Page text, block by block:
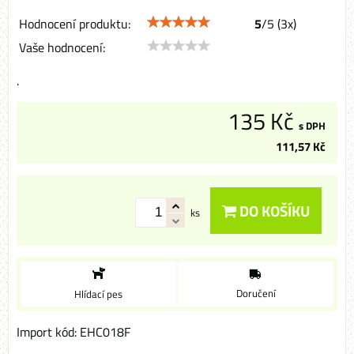
Hodnocení produktu: 5/5 (3x)
Vaše hodnocení:
.
135 Kč s DPH
111,57 Kč
ks DO KOŠÍKU
Hlídací pes Doručení
Import kód: EHC018F